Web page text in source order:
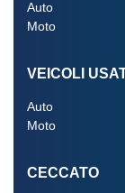
Auto
Moto
VEICOLI
Auto
Moto
CECCATO